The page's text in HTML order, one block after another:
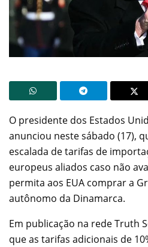
O presidente dos Estados
anunciou neste sábado (17),
escalada de tarifas de
europeus aliados caso não
permita aos EUA comprar a
autônomo da Dinamarca.
Em publicação na rede Truth
que as tarifas adicionais de